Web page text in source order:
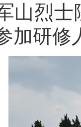
山烈
加研修